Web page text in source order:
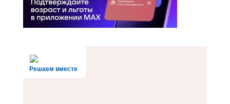
Решаем вместе